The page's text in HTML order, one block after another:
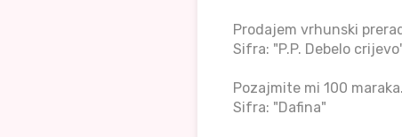
Prodajem vrhunski
Sifra: "P.P. Debelo
Pozajmite mi 100
Sifra: "Dafina"